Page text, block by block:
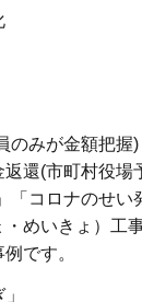
のみが金額把握)
還(市町村役場
「コロナのせい
・めいきょ）工
です。